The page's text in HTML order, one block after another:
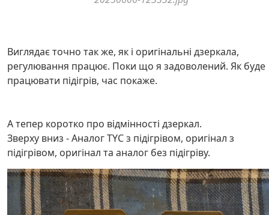
Виглядає точно так же, як і оригінальні дзеркала,
регулювання працює. Поки що я задоволений. Як буде
працювати підігрів, час покаже.
А тепер коротко про відмінності дзеркал.
Зверху вниз - Аналог TYC з підігрівом, оригінал з
підігрівом, оригінал та аналог без підігріву.